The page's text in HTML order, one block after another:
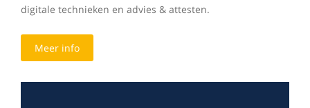
digitale technieken en advies & attesten.
Meer info